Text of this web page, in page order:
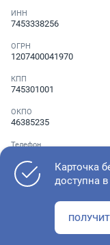
ИНН
7453338256
ОГРН
1207400041970
КПП
745301001
ОКПО
46385235
Телефон
Как оценить
Карточка
доступна